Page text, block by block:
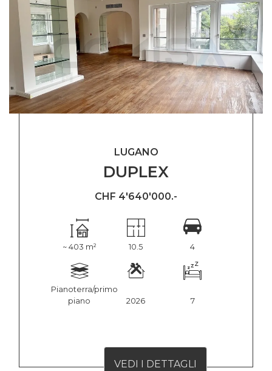
DUPLEX
LUGANO
CHF 4'640'000.-
~ 403 m² 10.5 4
Pianoterra/primo
piano
2026 7
VEDI I DETTAGLI